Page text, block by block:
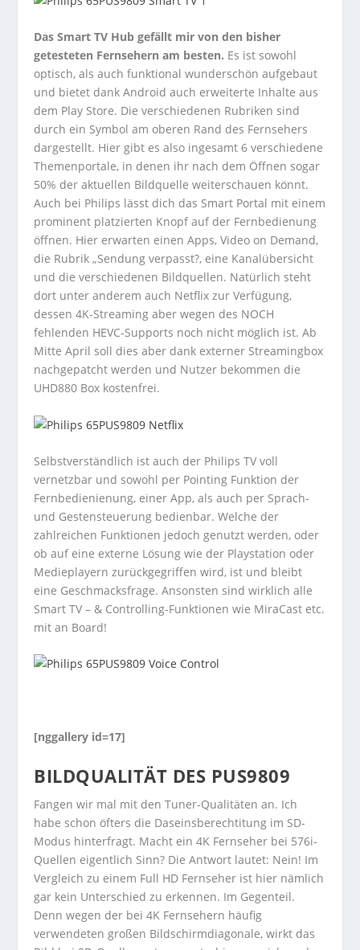
Das Smart TV Hub gefällt mir von den bisher
getesteten Fernsehern am besten. Es ist sowohl
optisch, als auch funktional wunderschön aufgebaut
und bietet dank Android auch erweiterte Inhalte aus
dem Play Store. Die verschiedenen Rubriken sind
durch ein Symbol am oberen Rand des Fernsehers
dargestellt. Hier gibt es also ingesamt 6 verschiedene
Themenportale, in denen ihr nach dem Öffnen sogar
50% der aktuellen Bildquelle weiterschauen könnt.
Auch bei Philips lässt dich das Smart Portal mit einem
prominent platzierten Knopf auf der Fernbedienung
öffnen. Hier erwarten einen Apps, Video on Demand,
die Rubrik „Sendung verpasst?, eine Kanalübersicht
und die verschiedenen Bildquellen. Natürlich steht
dort unter anderem auch Netflix zur Verfügung,
dessen 4K-Streaming aber wegen des NOCH
fehlenden HEVC-Supports noch nicht möglich ist. Ab
Mitte April soll dies aber dank externer Streamingbox
nachgepatcht werden und Nutzer bekommen die
UHD880 Box kostenfrei.
Selbstverständlich ist auch der Philips TV voll
vernetzbar und sowohl per Pointing Funktion der
Fernbedienienung, einer App, als auch per Sprach-
und Gestensteuerung bedienbar. Welche der
zahlreichen Funktionen jedoch genutzt werden, oder
ob auf eine externe Lösung wie der Playstation oder
Medieplayern zurückgegriffen wird, ist und bleibt
eine Geschmacksfrage. Ansonsten sind wirklich alle
Smart TV – & Controlling-Funktionen wie MiraCast etc.
mit an Board!
[nggallery id=17]
BILDQUALITÄT DES PUS9809
Fangen wir mal mit den Tuner-Qualitäten an. Ich
habe schon öfters die Daseinsberechtitung im SD-
Modus hinterfragt. Macht ein 4K Fernseher bei 576i-
Quellen eigentlich Sinn? Die Antwort lautet: Nein! Im
Vergleich zu einem Full HD Fernseher ist hier nämlich
gar kein Unterschied zu erkennen. Im Gegenteil.
Denn wegen der bei 4K Fernsehern häufig
verwendeten großen Bildschirmdiagonale, wirkt das